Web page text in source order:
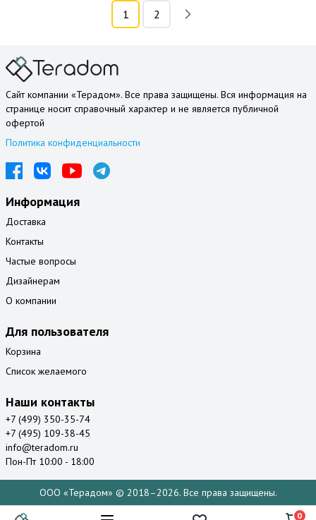
1 2
Сайт компании «Терадом». Все права защищены. Вся информация на
странице носит справочный характер и не является публичной
офертой
Политика конфиденциальности
Информация
Доставка
Контакты
Частые вопросы
Дизайнерам
О компании
Для пользователя
Корзина
Список желаемого
Наши контакты
+7 (499) 350-35-74
+7 (495) 109-38-45
info@teradom.ru
Пон-Пт 10:00 - 18:00
ООО «Терадом» © 2018–2026. Все права защищены.
0